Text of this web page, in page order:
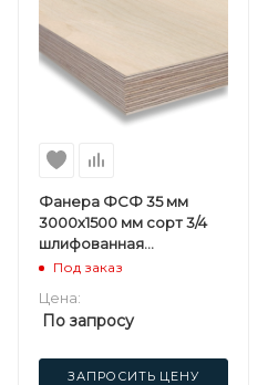
Фанера ФСФ 35 мм
3000х1500 мм сорт 3/4
шлифованная
березовая
Под заказ
Цена:
По запросу
ЗАПРОСИТЬ ЦЕНУ